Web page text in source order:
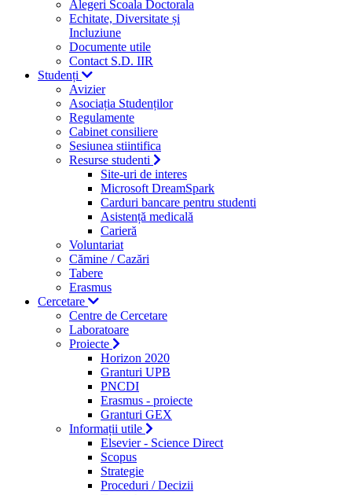
Alegeri Scoala Doctorala
Echitate, Diversitate și
Incluziune
Documente utile
Contact S.D. IIR
Studenți
Avizier
Asociația Studenților
Regulamente
Cabinet consiliere
Sesiunea stiintifica
Resurse studenti
Site-uri de interes
Microsoft DreamSpark
Carduri bancare pentru studenti
Asistență medicală
Carieră
Voluntariat
Cămine / Cazări
Tabere
Erasmus
Cercetare
Centre de Cercetare
Laboratoare
Proiecte
Horizon 2020
Granturi UPB
PNCDI
Erasmus - proiecte
Granturi GEX
Informații utile
Elsevier - Science Direct
Scopus
Strategie
Proceduri / Decizii